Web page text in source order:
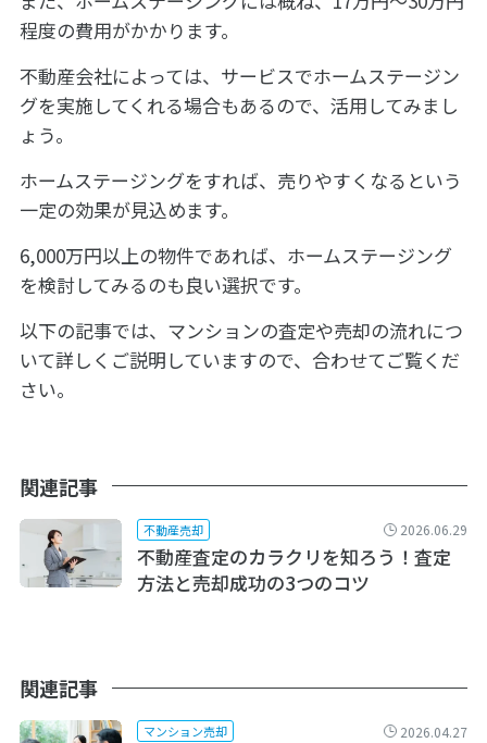
程度の費用がかかります。
不動産会社によっては、サービスでホームステージン
グを実施してくれる場合もあるので、活用してみまし
ょう。
ホームステージングをすれば、売りやすくなるという
一定の効果が見込めます。
6,000万円以上の物件であれば、ホームステージング
を検討してみるのも良い選択です。
以下の記事では、マンションの査定や売却の流れにつ
いて詳しくご説明していますので、合わせてご覧くだ
さい。
関連記事
不動産売却 2026.06.29
不動産査定のカラクリを知ろう！査定
方法と売却成功の3つのコツ
関連記事
マンション売却 2026.04.27